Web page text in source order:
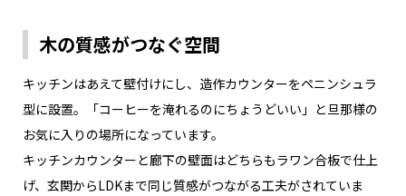
木の質感がつなぐ空間
キッチンはあえて壁付けにし、造作カウンターをペニンシュラ
型に設置。「コーヒーを淹れるのにちょうどいい」と旦那様の
お気に入りの場所になっています。
キッチンカウンターと廊下の壁面はどちらもラワン合板で仕上
げ、玄関からLDKまで同じ質感がつながる工夫がされていま